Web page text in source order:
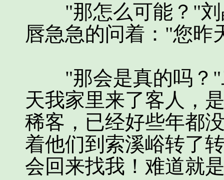
"那怎么可能？"刘
唇急急的问着："您昨
"那会是真的吗？"
天我家里来了客人，
稀客，已经好些年都
着他们到索溪峪转了
会回来找我！难道就